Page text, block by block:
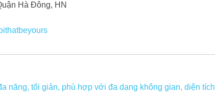
Hà Đông, HN
năng, tối giản, phù hợp với đa dạng không gian, diện tích